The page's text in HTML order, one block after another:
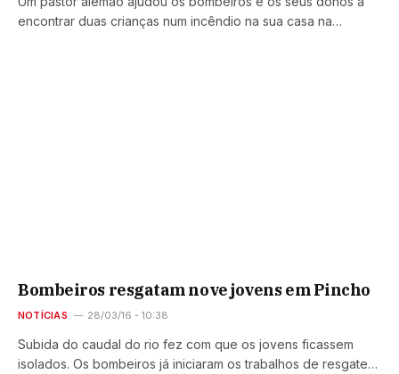
encontrar duas crianças num incêndio na sua casa na…
Bombeiros resgatam nove jovens em Pincho
NOTÍCIAS 28/03/16 - 10:38
Subida do caudal do rio fez com que os jovens ficassem
isolados. Os bombeiros já iniciaram os trabalhos de resgate…